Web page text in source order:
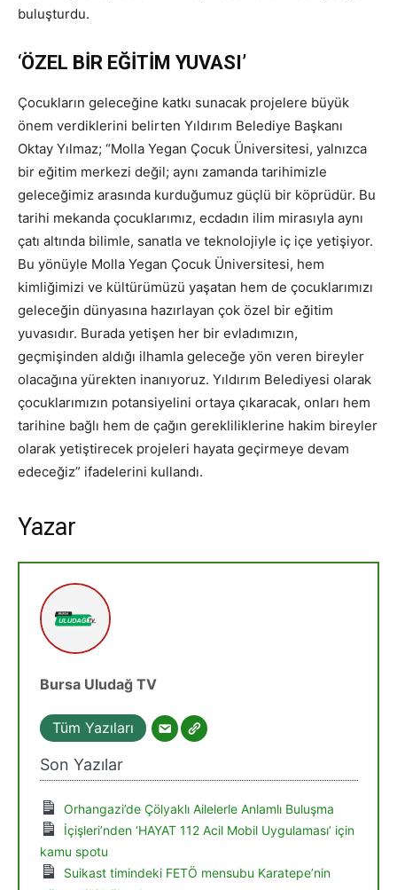
buluşturdu.
‘ÖZEL BİR EĞİTİM YUVASI’
Çocukların geleceğine katkı sunacak projelere büyük
önem verdiklerini belirten Yıldırım Belediye Başkanı
Oktay Yılmaz; “Molla Yegan Çocuk Üniversitesi, yalnızca
bir eğitim merkezi değil; aynı zamanda tarihimizle
geleceğimiz arasında kurduğumuz güçlü bir köprüdür. Bu
tarihi mekanda çocuklarımız, ecdadın ilim mirasıyla aynı
çatı altında bilimle, sanatla ve teknolojiyle iç içe yetişiyor.
Bu yönüyle Molla Yegan Çocuk Üniversitesi, hem
kimliğimizi ve kültürümüzü yaşatan hem de çocuklarımızı
geleceğin dünyasına hazırlayan çok özel bir eğitim
yuvasıdır. Burada yetişen her bir evladımızın,
geçmişinden aldığı ilhamla geleceğe yön veren bireyler
olacağına yürekten inanıyoruz. Yıldırım Belediyesi olarak
çocuklarımızın potansiyelini ortaya çıkaracak, onları hem
tarihine bağlı hem de çağın gerekliliklerine hakim bireyler
olarak yetiştirecek projeleri hayata geçirmeye devam
edeceğiz” ifadelerini kullandı.
Yazar
Bursa Uludağ TV
Tüm Yazıları
Son Yazılar
Orhangazi’de Çölyaklı Ailelerle Anlamlı Buluşma
İçişleri’nden ‘HAYAT 112 Acil Mobil Uygulaması’ için
kamu spotu
Suikast timindeki FETÖ mensubu Karatepe’nin